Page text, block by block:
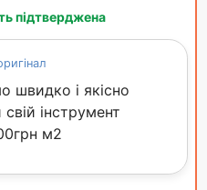
підтверджена
швидко і якісно
інструмент
м2